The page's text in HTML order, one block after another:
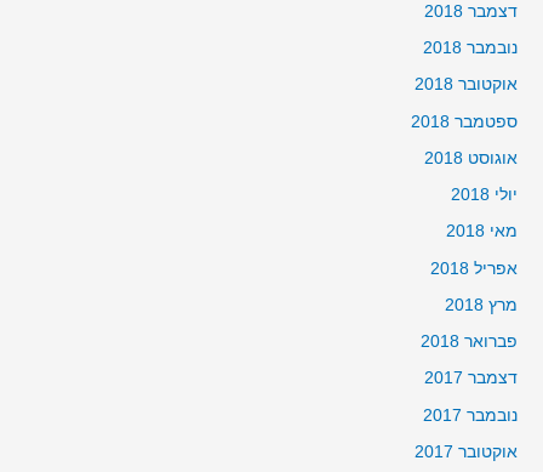
דצמבר 2018
נובמבר 2018
אוקטובר 2018
ספטמבר 2018
אוגוסט 2018
יולי 2018
מאי 2018
אפריל 2018
מרץ 2018
פברואר 2018
דצמבר 2017
נובמבר 2017
אוקטובר 2017